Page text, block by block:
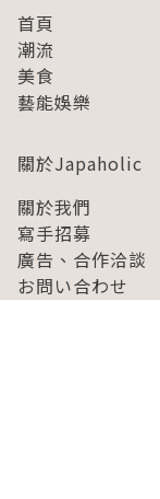
首頁
潮流
美食
藝能娛樂
關於Japaholic
關於我們
寫手招募
廣告、合作洽談
お問い合わせ